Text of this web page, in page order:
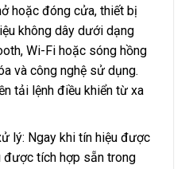
hoặc đóng cửa, thiết bị
không dây dưới dạng
Wi-Fi hoặc sóng hồng
và công nghệ sử dụng.
tải lệnh điều khiển từ xa
lý: Ngay khi tín hiệu được
được tích hợp sẵn trong